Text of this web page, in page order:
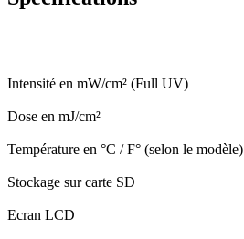
Intensité en mW/cm² (Full UV)
Dose en mJ/cm²
Température en °C / F° (selon le modèle)
Stockage sur carte SD
Ecran LCD